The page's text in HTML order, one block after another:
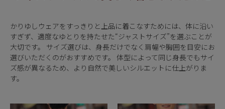
かりゆしウェアをすっきりと上品に着こなすためには、体に沿い
すぎず、適度なゆとりを持たせた“ジャストサイズ”を選ぶことが
大切です。 サイズ選びは、身長だけでなく肩幅や胸囲を目安にお
選びいただくのがおすすめです。 体型によって同じ身長でもサイ
ズ感が異なるため、より自然で美しいシルエットに仕上がりま
す。